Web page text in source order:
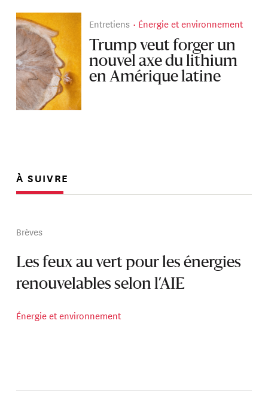
Entretiens Énergie et environnement
Trump veut forger un
nouvel axe du lithium
en Amérique latine
À SUIVRE
Brèves
Les feux au vert pour les énergies
renouvelables selon l’AIE
Énergie et environnement